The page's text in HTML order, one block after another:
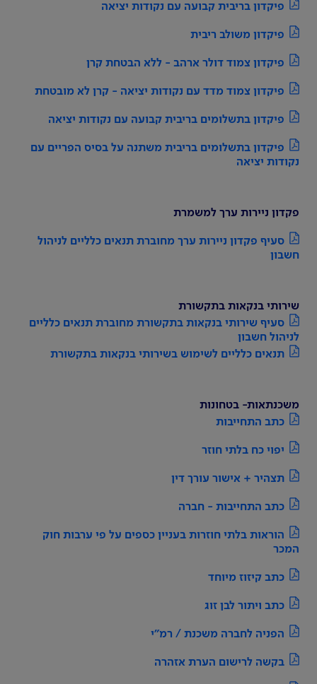
פיקדון בריבית קבועה עם נקודות יציאה
פיקדון משולב ריבית
פיקדון צמוד דולר ארהב - ללא הבטחת קרן
פיקדון צמוד מדד עם נקודות יציאה - קרן לא מובטחת
פיקדון בתשלומים בריבית קבועה עם נקודות יציאה
פיקדון בתשלומים בריבית משתנה על בסיס הפריים עם
נקודות יציאה
פקדון ניירות ערך למשמרת
סעיף פקדון ניירות ערך מחוברת תנאים כלליים לניהול
חשבון
שירותי בנקאות בתקשורת
סעיף שירותי בנקאות בתקשורת מחוברת תנאים כלליים
לניהול חשבון
תנאים כלליים לשימוש בשירותי בנקאות בתקשורת
משכנתאות- בטחונות
כתב התחייבות
יפוי כח בלתי חוזר
תצהיר + אישור עורך דין
כתב התחייבות - חברה
הוראות בלתי חוזרות בעניין כספים על פי ערבות חוק
המכר
כתב קיזוז מיוחד
כתב ויתור לבן זוג
הפניה לחברה משכנת / רמ"י
בקשה לרישום הערת אזהרה